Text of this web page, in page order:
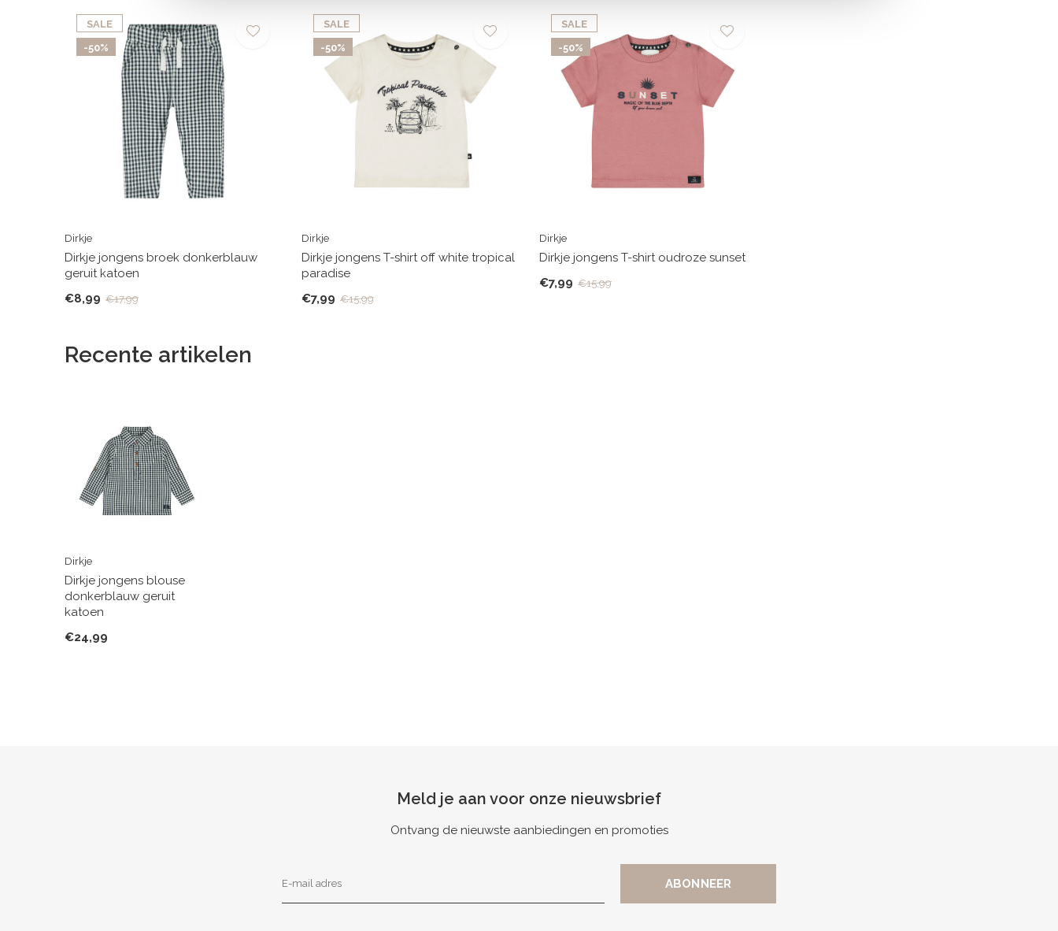
SALE
-50%
Dirkje
Dirkje jongens broek donkerblauw
geruit katoen
€8,99 €17,99
SALE
-50%
Dirkje
Dirkje jongens T-shirt off white tropical
paradise
€7,99 €15,99
SALE
-50%
Dirkje
Dirkje jongens T-shirt oudroze sunset
€7,99 €15,99
Recente artikelen
Dirkje
Dirkje jongens blouse
donkerblauw geruit
katoen
€24,99
Meld je aan voor onze nieuwsbrief
Ontvang de nieuwste aanbiedingen en promoties